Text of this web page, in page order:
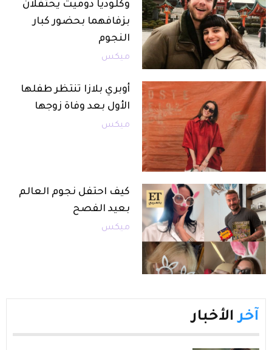
وكلوديا دوميت يحتفلان
بزفافهما بحضور كبار
النجوم
ميكس
أوبري بلازا تنتظر طفلها
الأول بعد وفاة زوجها
ميكس
كيف احتفل نجوم العالم
بعيد الفصح
ميكس
آخر الأخبار